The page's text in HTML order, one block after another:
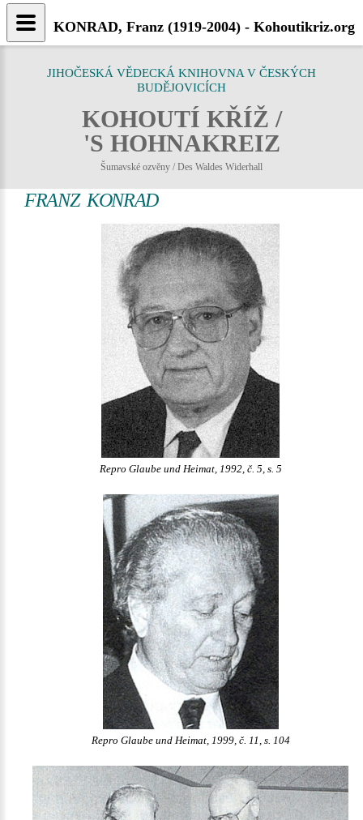
JIHOČESKÁ VĚDECKÁ KNIHOVNA V ČESKÝCH
BUDĚJOVICÍCH
KOHOUTÍ KŘÍŽ /
'S HOHNAKREIZ
Šumavské ozvěny / Des Waldes Widerhall
FRANZ KONRAD
Repro Glaube und Heimat, 1992, č. 5, s. 5
Repro Glaube und Heimat, 1999, č. 11, s. 104
KONRAD, Franz (1919-2004) - Kohoutikriz.org